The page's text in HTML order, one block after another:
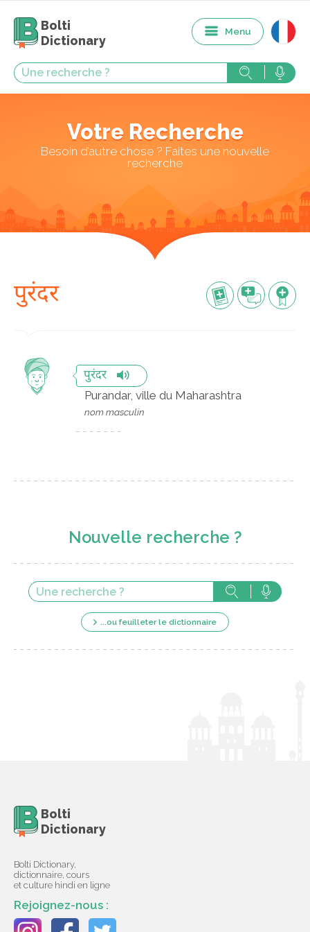
Bolti
Dictionary
Menu
Votre Recherche
Besoin d’autre chose ? Faites une nouvelle
recherche
पुरंदर
पुरंदर
Purandar, ville du Maharashtra
nom masculin
Nouvelle recherche ?
...ou feuilleter le dictionnaire
Bolti
Dictionary
Bolti Dictionary,
dictionnaire, cours
et culture hindi en ligne
Rejoignez-nous :